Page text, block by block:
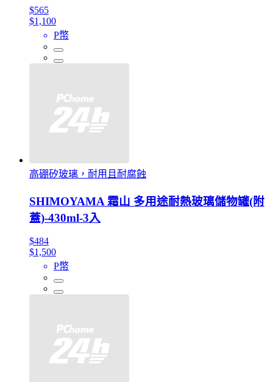
$565
$1,100
P幣
高硼矽玻璃，耐用且耐腐蝕
SHIMOYAMA 霜山 多用途耐熱玻璃儲物罐(附
蓋)-430ml-3入
$484
$1,500
P幣